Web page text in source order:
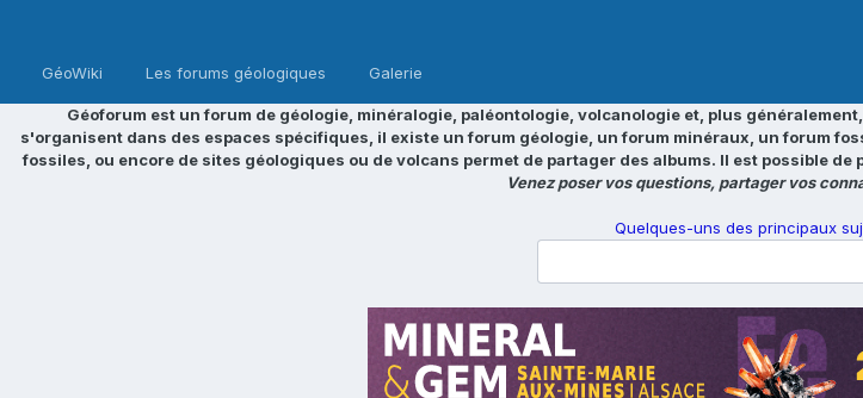
GéoWiki Les forums géologiques Galerie
Géoforum est un forum de géologie, minéralogie, paléontologie, volcanologie et, plus
s'organisent dans des espaces spécifiques, il existe un forum géologie, un forum minéraux, un forum
fossiles, ou encore de sites géologiques ou de volcans permet de partager des albums. Il est possible
Venez poser vos questions, partager vos
Quelques-uns des principaux